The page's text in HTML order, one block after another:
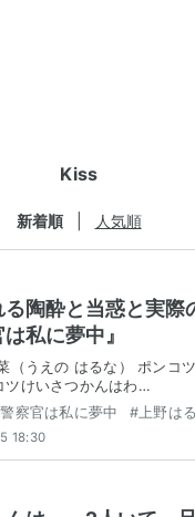
Kiss
新着順 人気順
陶酔と当惑と実際
私に夢中』
（うえの はるな） ポンコ
ツけいさつかんはわ…
察官は私に夢中 # 上野は
18:30